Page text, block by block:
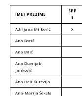
IME I PREZIME
SPP
1
Adrijana Milković X
Ana Barić
Ana Bilić
Ana Duvnjak
Janković
Ana Hell Kurevija
Ana-Marija Šeketa